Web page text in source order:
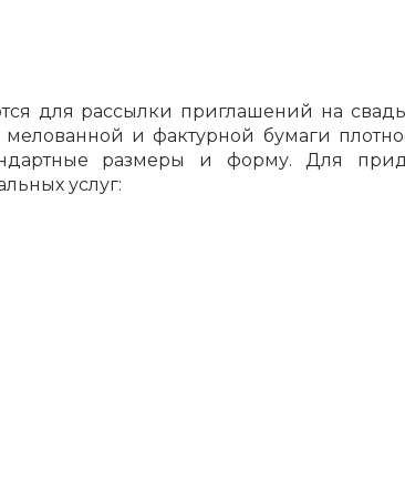
для рассылки приглашений на
и фактурной бумаги
размеры и форму. Для
услуг: